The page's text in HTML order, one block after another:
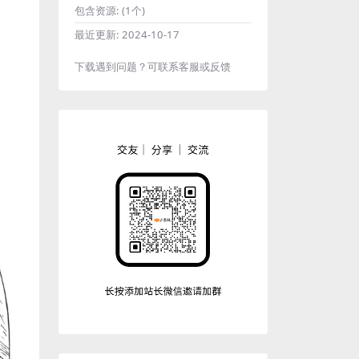
包含资源: (1个)
最近更新: 2024-10-17
下载遇到问题？可联系客服或反馈